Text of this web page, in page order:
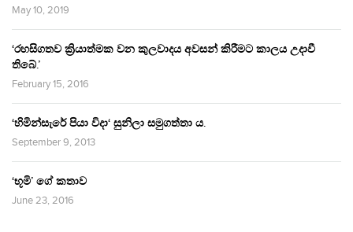
May 10, 2019
‘රහසිගතව ක්‍රියාත්මක වන කුලවාදය අවසන් කිරීමට කාලය උදාවී
තිබේ.’
February 15, 2016
‘හිමින්සැරේ පියා විදා‘ සුනිලා සමුගත්තා ය.
September 9, 2013
‘භූමි’ ගේ කතාව
June 23, 2016